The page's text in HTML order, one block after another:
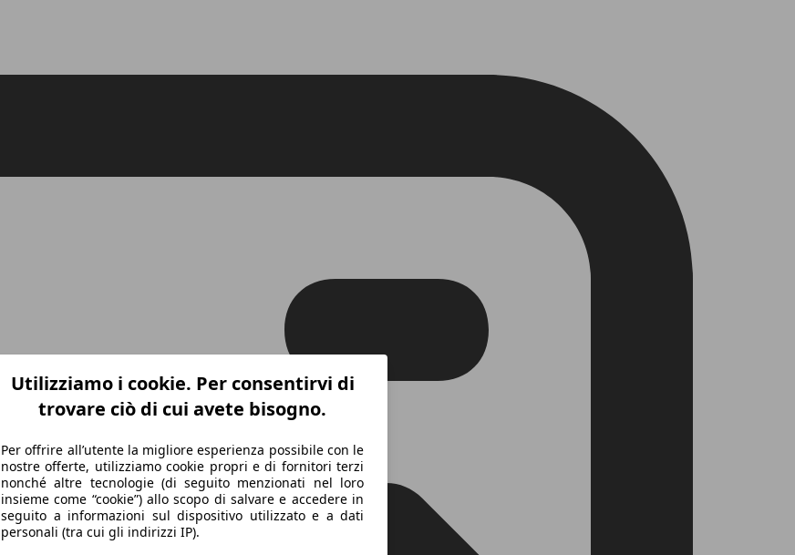
Utilizziamo i cookie. Per consentirvi di
trovare ciò di cui avete bisogno.
Per offrire all’utente la migliore esperienza possibile con le
nostre offerte, utilizziamo cookie propri e di fornitori terzi
nonché altre tecnologie (di seguito menzionati nel loro
insieme come “cookie”) allo scopo di salvare e accedere in
seguito a informazioni sul dispositivo utilizzato e a dati
personali (tra cui gli indirizzi IP).